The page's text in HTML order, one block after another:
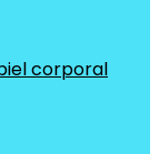
corporal